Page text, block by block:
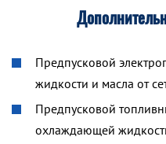
Предпусковой
жидкости и масла от
Предпусковой
охлаждающей